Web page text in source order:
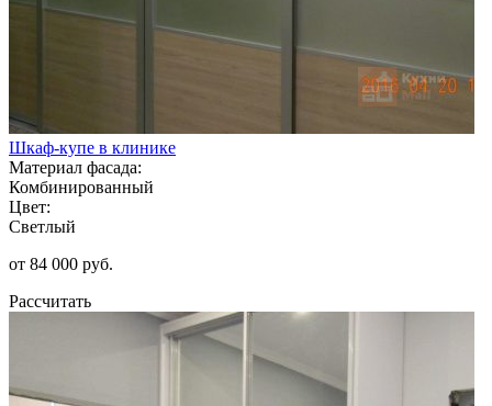
Шкаф-купе в клинике
Материал фасада:
Комбинированный
Цвет:
Светлый
от 84 000 руб.
Рассчитать